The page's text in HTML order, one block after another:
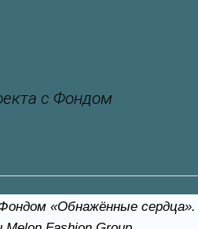
с Фондом
«Обнажённые сердца».